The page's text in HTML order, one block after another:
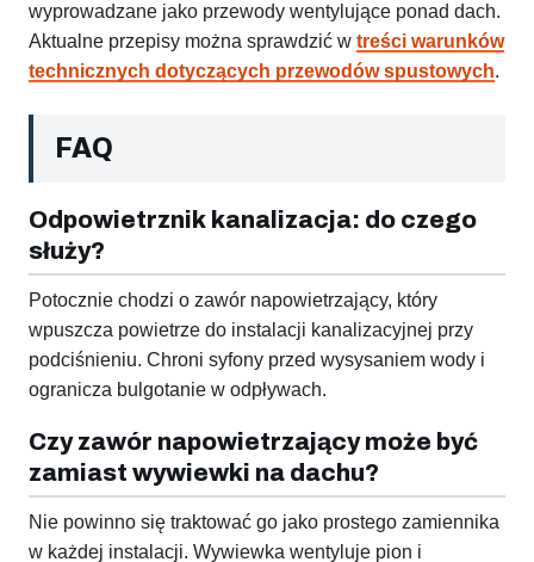
wyprowadzane jako przewody wentylujące ponad dach.
Aktualne przepisy można sprawdzić w treści warunków
technicznych dotyczących przewodów spustowych.
FAQ
Odpowietrznik kanalizacja: do czego
służy?
Potocznie chodzi o zawór napowietrzający, który
wpuszcza powietrze do instalacji kanalizacyjnej przy
podciśnieniu. Chroni syfony przed wysysaniem wody i
ogranicza bulgotanie w odpływach.
Czy zawór napowietrzający może być
zamiast wywiewki na dachu?
Nie powinno się traktować go jako prostego zamiennika
w każdej instalacji. Wywiewka wentyluje pion i